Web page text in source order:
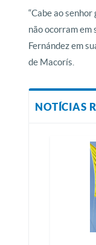
“Cabe ao
não ocorram em
Fernández em
de Macorís.
NOTÍCIAS